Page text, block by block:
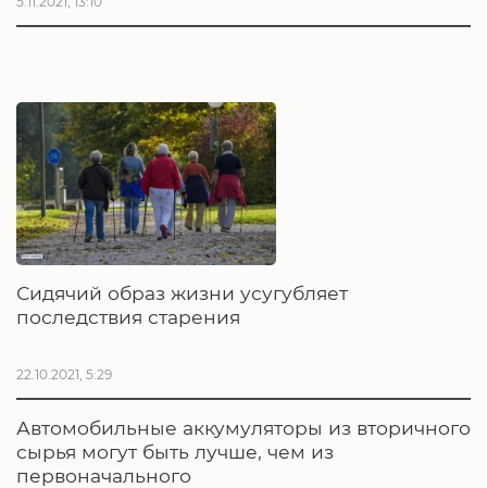
Сидячий образ жизни усугубляет
последствия старения
22.10.2021, 5:29
Автомобильные аккумуляторы из вторичного
сырья могут быть лучше, чем из
первоначального